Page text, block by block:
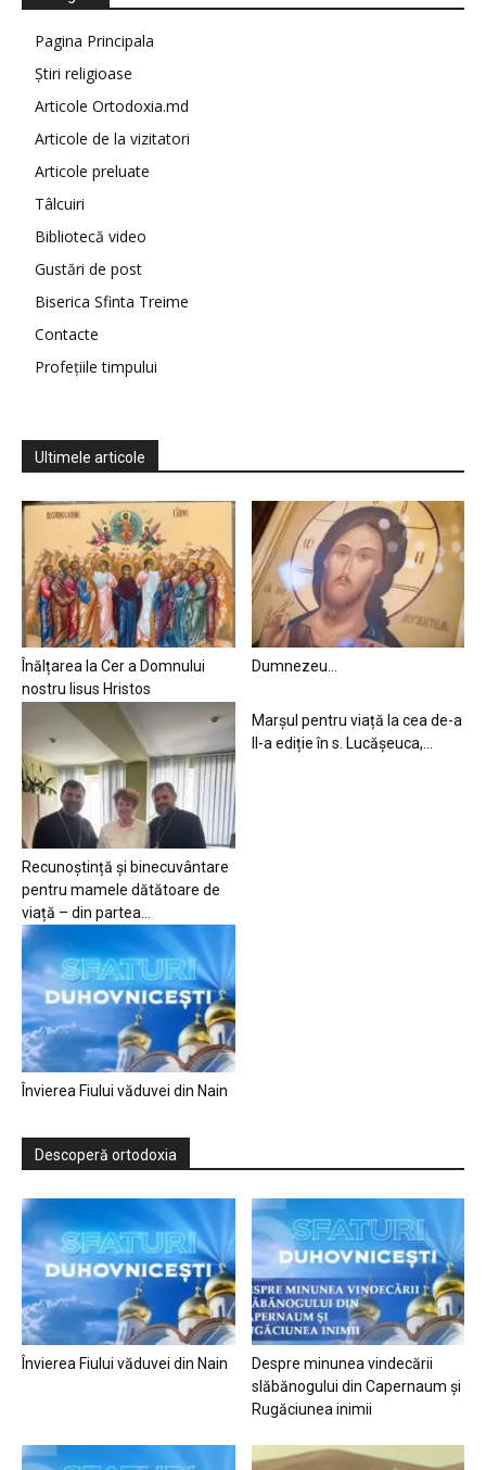
Pagina Principala
Știri religioase
Articole Ortodoxia.md
Articole de la vizitatori
Articole preluate
Tâlcuiri
Bibliotecă video
Gustări de post
Biserica Sfinta Treime
Contacte
Profețiile timpului
Ultimele articole
Înălțarea la Cer a Domnului
nostru Iisus Hristos
Dumnezeu…
Recunoștință și binecuvântare
pentru mamele dătătoare de
viață – din partea...
Marșul pentru viață la cea de-a
II-a ediție în s. Lucășeuca,...
Învierea Fiului văduvei din Nain
Descoperă ortodoxia
Învierea Fiului văduvei din Nain
Despre minunea vindecării
slăbănogului din Capernaum și
Rugăciunea inimii